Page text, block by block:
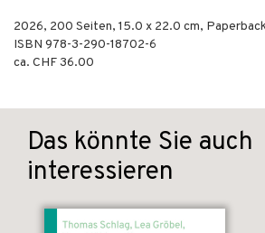
2026, 200 Seiten, 15.0 x 22.0 cm,
ISBN 978-3-290-18702-6
ca. CHF 36.00
Das könnte Sie auch
interessieren